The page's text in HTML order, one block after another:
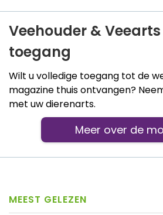
Veehouder &
toegang
Wilt u volledige toegang tot de
magazine thuis ontvangen?
met uw dierenarts.
Meer over de
MEEST GELEZEN